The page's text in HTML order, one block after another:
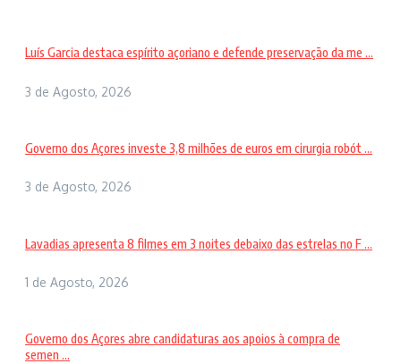
Luís Garcia destaca espírito açoriano e defende preservação da me ...
3 de Agosto, 2026
Governo dos Açores investe 3,8 milhões de euros em cirurgia robót ...
3 de Agosto, 2026
Lavadias apresenta 8 filmes em 3 noites debaixo das estrelas no F ...
1 de Agosto, 2026
Governo dos Açores abre candidaturas aos apoios à compra de
semen ...